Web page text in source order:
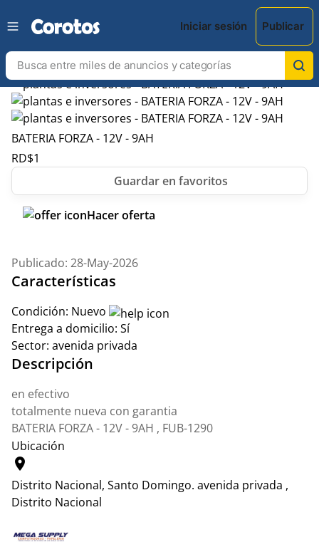
Iniciar sesión Publicar
BATERIA FORZA - 12V - 9AH
RD$1
Hacer oferta
Publicado: 28-May-2026
Características
Condición: Nuevo
Entrega a domicilio: Sí
Sector: avenida privada
Descripción
en efectivo
totalmente nueva con garantia
BATERIA FORZA - 12V - 9AH , FUB-1290
Ubicación
location_on
Distrito Nacional, Santo Domingo. avenida privada ,
Distrito Nacional
+